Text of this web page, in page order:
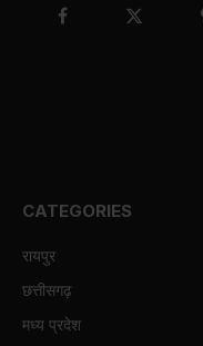
FacebookX
CATEGORIES
रायपुर
छत्तीसगढ़
मध्य प्रदेश